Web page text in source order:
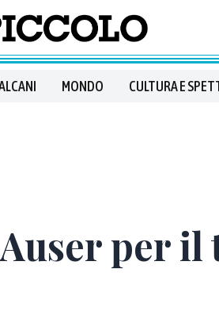
MONDO CULTURA E
Auser per